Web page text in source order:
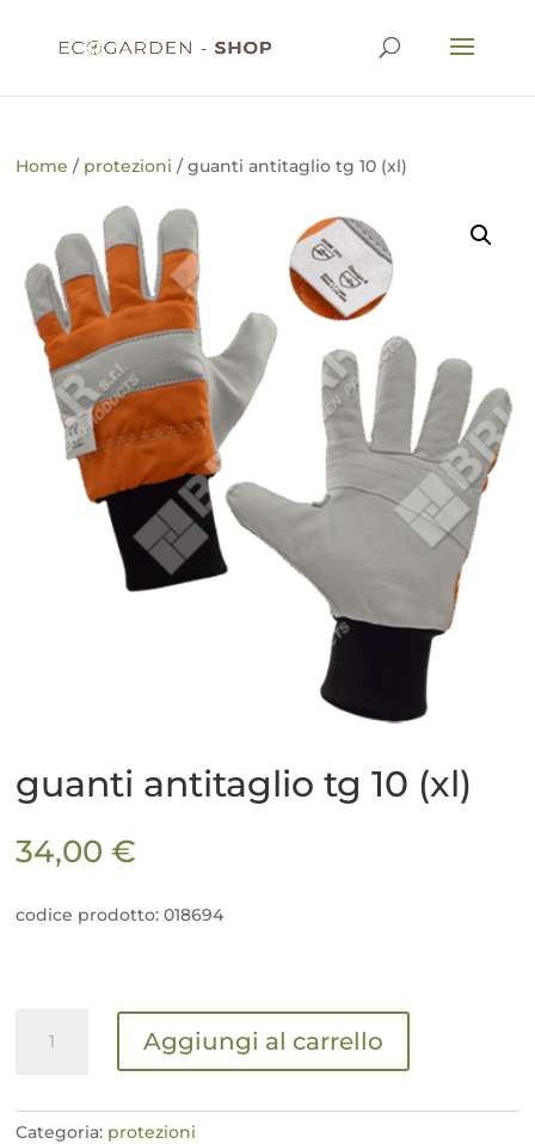
Home / protezioni / guanti antitaglio tg 10 (xl)
guanti antitaglio tg 10 (xl)
34,00€
codice prodotto: 018694
antitaglio
(xl)
Aggiungi al carrello
Categoria: protezioni